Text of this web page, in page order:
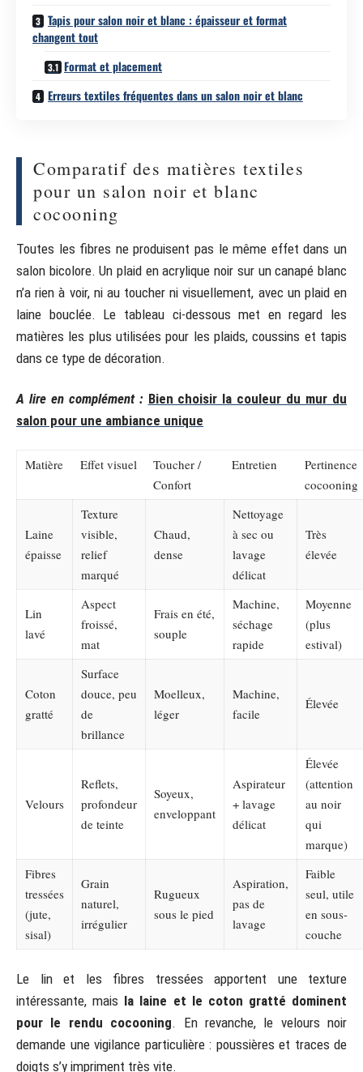
Tapis pour salon noir et blanc : épaisseur et format
changent tout
Format et placement
Erreurs textiles fréquentes dans un salon noir et blanc
Comparatif des matières textiles
pour un salon noir et blanc
cocooning
Toutes les fibres ne produisent pas le même effet dans un
salon bicolore. Un plaid en acrylique noir sur un canapé blanc
n’a rien à voir, ni au toucher ni visuellement, avec un plaid en
laine bouclée. Le tableau ci-dessous met en regard les
matières les plus utilisées pour les plaids, coussins et tapis
dans ce type de décoration.
A lire en complément : Bien choisir la couleur du mur du
salon pour une ambiance unique
Matière Effet visuel
Toucher /
Confort
Entretien
Pertinence
cocooning
Laine
épaisse
Texture
visible,
relief
marqué
Chaud,
dense
Nettoyage
à sec ou
lavage
délicat
Très
élevée
Lin
lavé
Aspect
froissé,
mat
Frais en été,
souple
Machine,
séchage
rapide
Moyenne
(plus
estival)
Coton
gratté
Surface
douce, peu
de
brillance
Moelleux,
léger
Machine,
facile
Élevée
Velours
Reflets,
profondeur
de teinte
Soyeux,
enveloppant
Aspirateur
+ lavage
délicat
Élevée
(attention
au noir
qui
marque)
Fibres
tressées
(jute,
sisal)
Grain
naturel,
irrégulier
Rugueux
sous le pied
Aspiration,
pas de
lavage
Faible
seul, utile
en sous-
couche
Le lin et les fibres tressées apportent une texture
intéressante, mais la laine et le coton gratté dominent
pour le rendu cocooning. En revanche, le velours noir
demande une vigilance particulière : poussières et traces de
doigts s’y impriment très vite.